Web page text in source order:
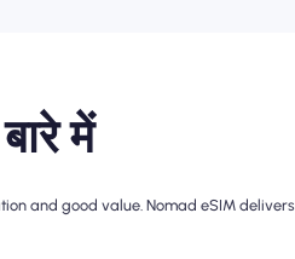
में
and good value. Nomad eSIM